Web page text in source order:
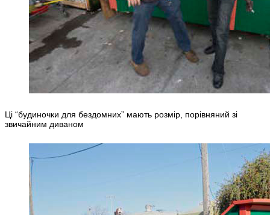
Ці “будиночки для бездомних” мають розмір, порівняний зі
звичайним диваном